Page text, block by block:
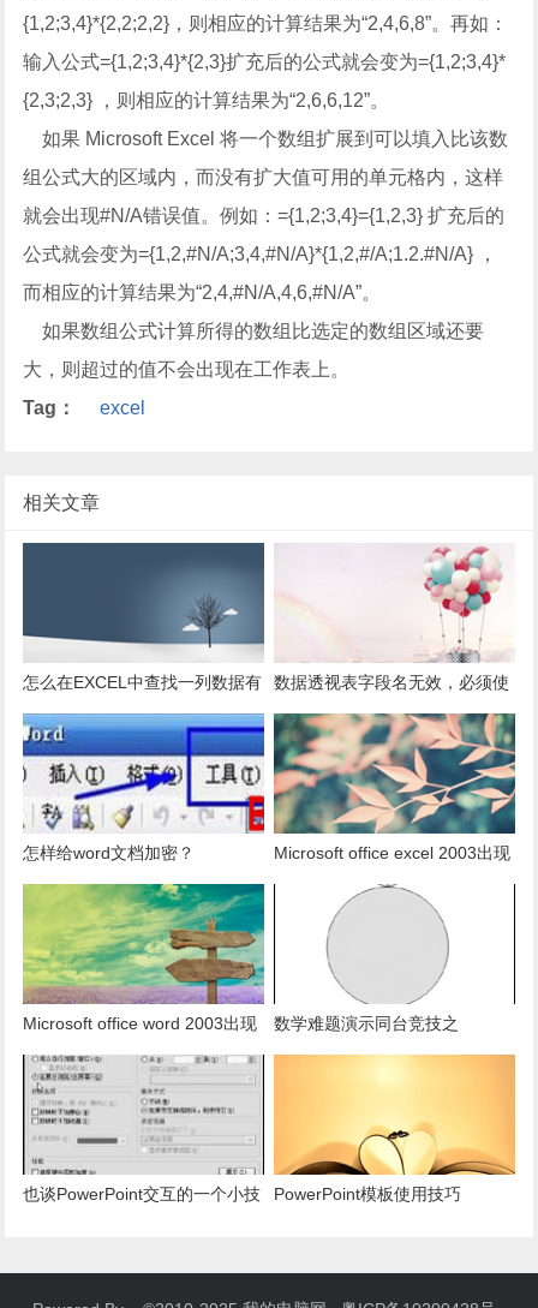
{1,2;3,4}*{2,2;2,2}，则相应的计算结果为“2,4,6,8”。再如：
输入公式={1,2;3,4}*{2,3}扩充后的公式就会变为={1,2;3,4}*
{2,3;2,3} ，则相应的计算结果为“2,6,6,12”。
如果 Microsoft Excel 将一个数组扩展到可以填入比该数
组公式大的区域内，而没有扩大值可用的单元格内，这样
就会出现#N/A错误值。例如：={1,2;3,4}={1,2,3} 扩充后的
公式就会变为={1,2,#N/A;3,4,#N/A}*{1,2,#/A;1.2.#N/A} ，
而相应的计算结果为“2,4,#N/A,4,6,#N/A”。
如果数组公式计算所得的数组比选定的数组区域还要
大，则超过的值不会出现在工作表上。
Tag：
excel
相关文章
怎么在EXCEL中查找一列数据有
多少是重复的？
数据透视表字段名无效，必须使
用组合为带有标志列列表的数
据。
怎样给word文档加密？
Microsoft office excel 2003出现
发送错误报告怎么办？
Microsoft office word 2003出现
发送错误报告怎么办？
数学难题演示同台竞技之
也谈PowerPoint交互的一个小技
PowerPoint模板使用技巧